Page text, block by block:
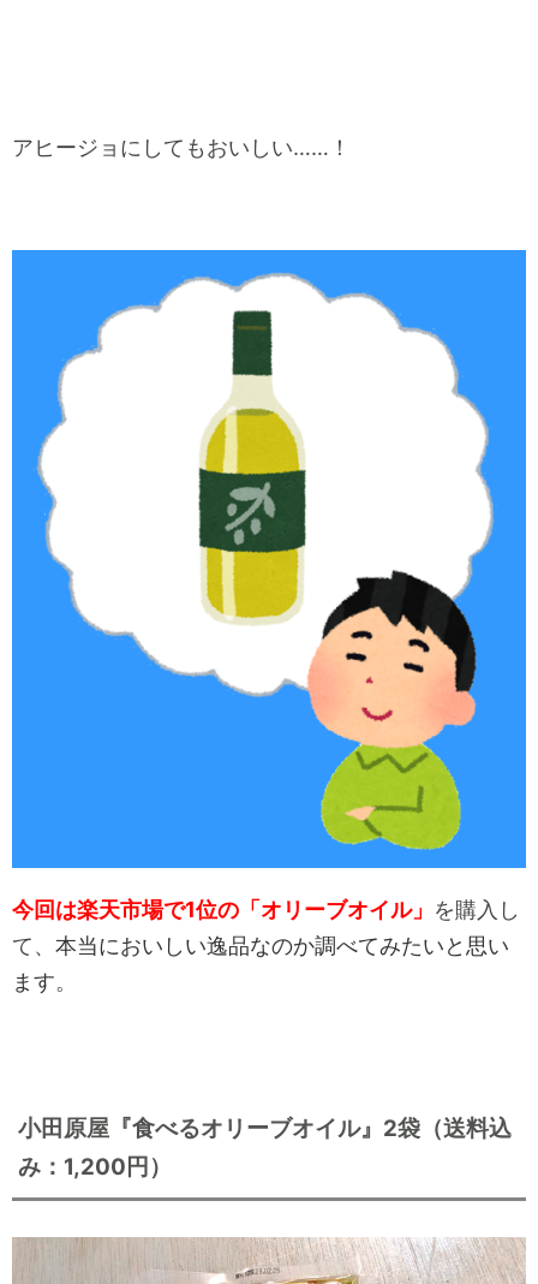
アヒージョにしてもおいしい……！
今回は楽天市場で1位の「オリーブオイル」 を購入し
て、 本当においしい逸品なのか調べてみたいと思い
ます。
小田原屋『食べるオリーブオイル』2袋（送料込
み：1,200円）